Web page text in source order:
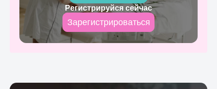
Регистрируйся сейчас
Зарегистрироваться